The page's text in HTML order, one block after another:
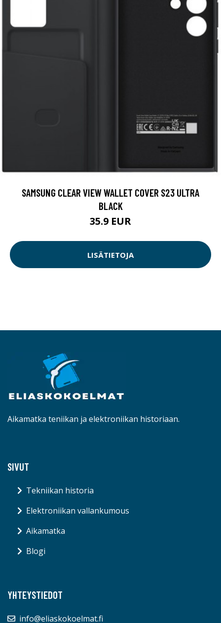
SAMSUNG CLEAR VIEW WALLET COVER S23 ULTRA
BLACK
35.9 EUR
LISÄTIETOJA
Aikamatka teniikan ja elektroniikan historiaan.
SIVUT
Tekniikan historia
Elektroniikan vallankumous
Aikamatka
Blogi
YHTEYSTIEDOT
info@eliaskokoelmat.fi